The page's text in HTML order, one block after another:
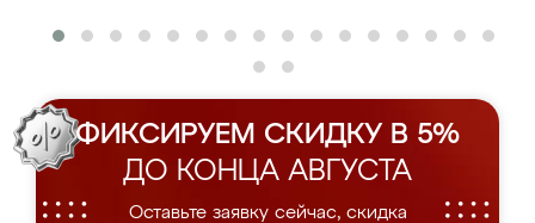
ФИКСИРУЕМ СКИДКУ В 5%
ДО КОНЦА АВГУСТА
Оставьте заявку сейчас, скидка